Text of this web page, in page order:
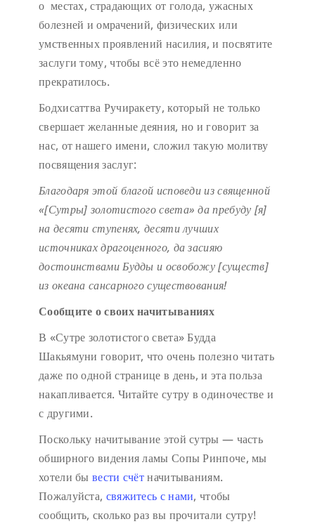
о местах, страдающих от голода, ужасных
болезней и омрачений, физических или
умственных проявлений насилия, и посвятите
заслуги тому, чтобы всё это немедленно
прекратилось.
Бодхисаттва Ручиракету, который не только
свершает желанные деяния, но и говорит за
нас, от нашего имени, сложил такую молитву
посвящения заслуг:
Благодаря этой благой исповедииз священной
«[Сутры] золотистого света» да пребуду [я]
на десяти ступенях, десяти лучших
источниках драгоценного, да засияю
достоинствами Будды и освобожу [существ]
из океана сансарного существования!
Сообщите о своих начитываниях
В «Сутре золотистого света» Будда
Шакьямуни говорит, что очень полезно читать
даже по одной странице в день, и эта польза
накапливается. Читайте сутру в одиночестве и
с другими.
Поскольку начитывание этой сутры — часть
обширного видения ламы Сопы Ринпоче, мы
хотели бы вести счётначитываниям.
Пожалуйста, свяжитесь с нами, чтобы
сообщить, сколько раз вы прочитали сутру!